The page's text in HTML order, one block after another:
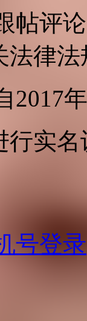
帖评
法律
2017
行实名
号登录